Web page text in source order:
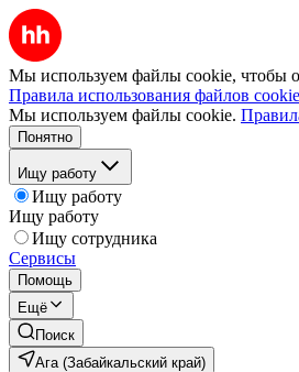
Мы используем файлы cookie, чтобы
Правила использования файлов cookie
Мы используем файлы cookie.
Понятно
Ищу работу
Ищу работу
Ищу работу
Ищу сотрудника
Сервисы
Помощь
Ещё
Поиск
Ага (Забайкальский край)